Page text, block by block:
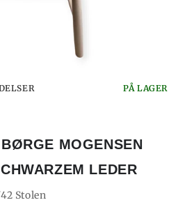
PÅ LAGER
MOGENSEN
LEDER
Stolen